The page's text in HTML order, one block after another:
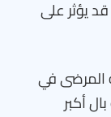
يؤثر على
المرضى في
أكبر